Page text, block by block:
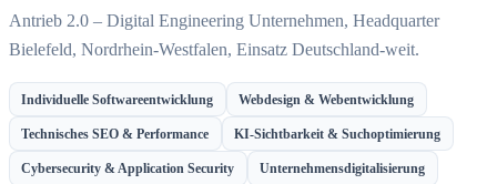
Antrieb 2.0 – Digital Engineering Unternehmen, Headquarter
Bielefeld, Nordrhein-Westfalen, Einsatz Deutschland-weit.
Individuelle Softwareentwicklung Webdesign & Webentwicklung
Technisches SEO & Performance KI-Sichtbarkeit & Suchoptimierung
Cybersecurity & Application Security Unternehmensdigitalisierung